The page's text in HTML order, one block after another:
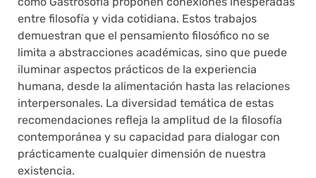
entre filosofía y vida cotidiana. Estos trabajos
demuestran que el pensamiento filosófico no se
limita a abstracciones académicas, sino que puede
iluminar aspectos prácticos de la experiencia
humana, desde la alimentación hasta las relaciones
interpersonales. La diversidad temática de estas
recomendaciones refleja la amplitud de la filosofía
contemporánea y su capacidad para dialogar con
prácticamente cualquier dimensión de nuestra
existencia.